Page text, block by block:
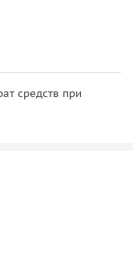
средств при